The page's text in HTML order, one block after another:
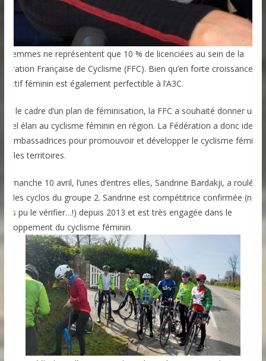
femmes ne représentent que 10 % de licenciées au sein de la
Française de Cyclisme (FFC). Bien qu’en forte croissance,
féminin est également perfectible à l’A3C.
le cadre d’un plan de féminisation, la FFC a souhaité donner un
élan au cyclisme féminin en région. La Fédération a donc
ambassadrices pour promouvoir et développer le cyclisme féminin
les territoires.
dimanche 10 avril, l’unes d’entres elles, Sandrine Bardakji, a roulé
les cyclos du groupe 2. Sandrine est compétitrice confirmée (nous
pu le vérifier…!) depuis 2013 et est très engagée dans le
du cyclisme féminin.